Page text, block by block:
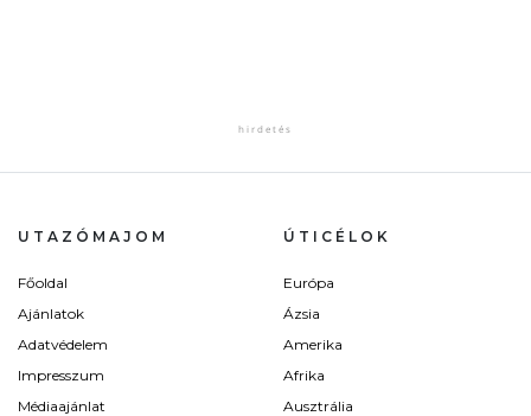
UTAZÓMAJOM
Főoldal
Ajánlatok
Adatvédelem
Impresszum
Médiaajánlat
ÚTICÉLOK
Európa
Ázsia
Amerika
Afrika
Ausztrália